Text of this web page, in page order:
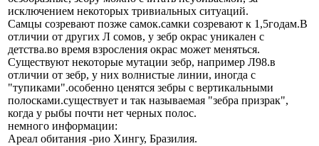
исключением некоторых тривиальных ситуаций.
Самцы созревают позже самок.самки созревают к 1,5годам.В
отличии от других Л сомов, у зебр окрас уникален с
детства.во время взросления окрас может меняться.
Существуют некоторые мутации зебр, например Л98.в
отличии от зебр, у них волнистые линии, иногда с
"тупиками".особенно ценятся зебры с вертикальными
полосками.существует и так называемая "зебра призрак",
когда у рыбы почти нет черных полос.
немного информации:
Ареал обитания -рио Хингу, Бразилия.